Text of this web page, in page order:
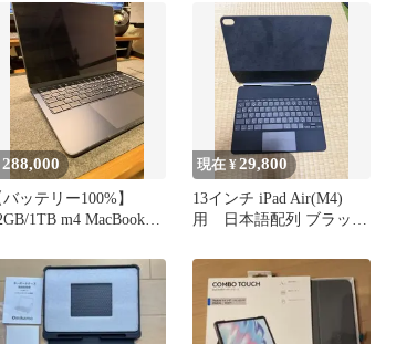
288,000
バッテリー100%】
1TB m4 MacBook
現在 ¥29,800
13インチ iPad Air(M4)
用 日本語配列 ブラック